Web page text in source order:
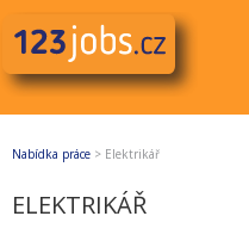
Nabídka práce > Elektrikář
ELEKTRIKÁŘ